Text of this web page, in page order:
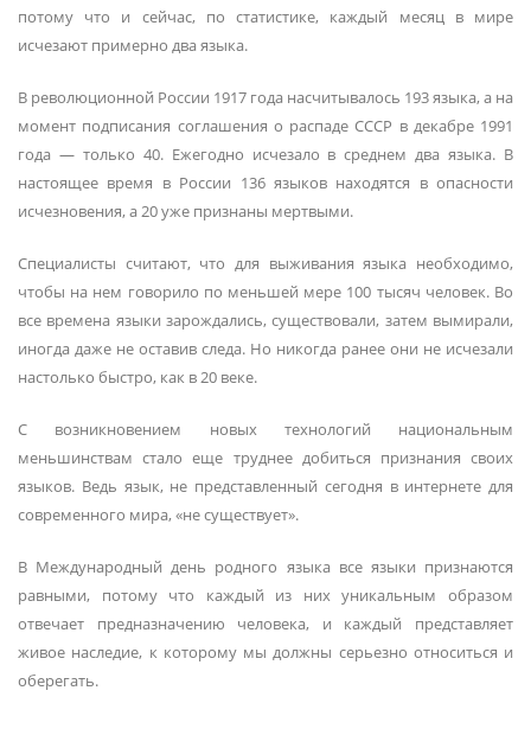
потому что и сейчас, по статистике, каждый месяц в мире
исчезают примерно два языка.
В революционной России 1917 года насчитывалось 193 языка, а на
момент подписания соглашения о распаде СССР в декабре 1991
года — только 40. Ежегодно исчезало в среднем два языка. В
настоящее время в России 136 языков находятся в опасности
исчезновения, а 20 уже признаны мертвыми.
Специалисты считают, что для выживания языка необходимо,
чтобы на нем говорило по меньшей мере 100 тысяч человек. Во
все времена языки зарождались, существовали, затем вымирали,
иногда даже не оставив следа. Но никогда ранее они не исчезали
настолько быстро, как в 20 веке.
С возникновением новых технологий национальным
меньшинствам стало еще труднее добиться признания своих
языков. Ведь язык, не представленный сегодня в интернете для
современного мира, «не существует».
В Международный день родного языка все языки признаются
равными, потому что каждый из них уникальным образом
отвечает предназначению человека, и каждый представляет
живое наследие, к которому мы должны серьезно относиться и
оберегать.